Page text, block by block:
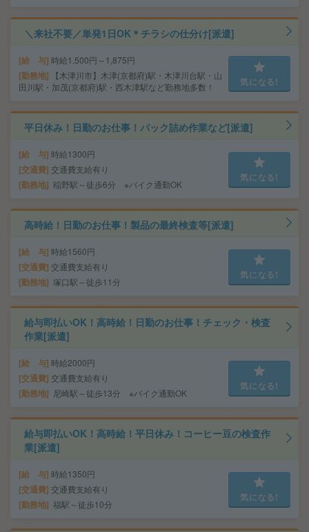
＼来社不要／単発1日OK＊チラシの仕分け[派遣]
給 与 時給1,500円～1,875円
勤務地
【木津川市】木津(京都府)駅・木津川台駅・山
田川駅・加茂(京都府)駅・西木津駅など勤務地多数！
気になる!
平日休み！日勤のお仕事！パック詰め作業など[派遣]
給 与 時給1300円
交通費 交通費支給有り
勤務地 稲野駅～徒歩6分 ※バイク通勤OK
気になる!
高時給！日勤のお仕事！製品の最終検査等[派遣]
給 与 時給1560円
交通費 交通費支給有り
勤務地 塚口駅～徒歩11分
気になる!
給与即払いOK！高時給！日勤のお仕事！チェック・検査
作業[派遣]
給 与 時給2000円
交通費 交通費支給有り
勤務地 尼崎駅～徒歩13分 ※バイク通勤OK
気になる!
給与即払いOK！高時給！平日休み！コーヒー豆の検査作
業[派遣]
給 与 時給1350円
交通費 交通費支給有り
勤務地 福駅～徒歩10分
気になる!